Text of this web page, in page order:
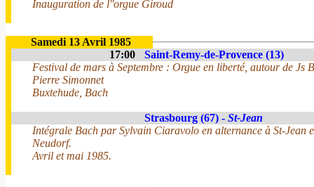
Inauguration de l''orgue Giroud
Samedi 13 Avril 1985
17:00
Saint-Remy-de-Provence (13)
Festival de mars à Septembre : Orgue en liberté, autour de Js
Pierre Simonnet
Buxtehude, Bach
Strasbourg (67) - St-Jean
Intégrale Bach par Sylvain Ciaravolo en alternance à St-Jean
Neudorf.
Avril et mai 1985.